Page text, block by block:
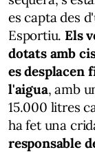
es capta des
Esportiu. Els
dotats amb
es desplacen
l'aigua, amb
15.000 litres
ha fet una
responsable